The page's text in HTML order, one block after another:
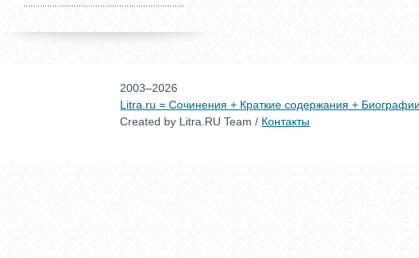
2003–2026
Litra.ru = Сочинения + Краткие содержания + Биографии
Created by Litra.RU Team / Контакты